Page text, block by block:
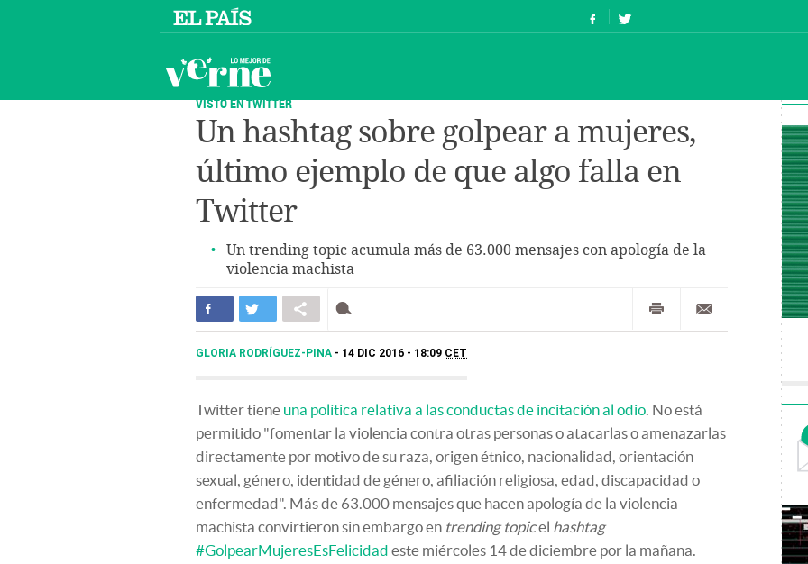
VISTO EN TWITTER
Un hashtag sobre golpear a mujeres,
último ejemplo de que algo falla en
Twitter
Un trending topic acumula más de 63.000 mensajes con apología de la
violencia machista
GLORIA RODRÍGUEZ-PINA 14 DIC 2016 - 18:09 CET
Twitter tiene una política relativa a las conductas de incitación al odio. No está
permitido "fomentar la violencia contra otras personas o atacarlas o amenazarlas
directamente por motivo de su raza, origen étnico, nacionalidad, orientación
sexual, género, identidad de género, afiliación religiosa, edad, discapacidad o
enfermedad". Más de 63.000 mensajes que hacen apología de la violencia
machista convirtieron sin embargo en trending topicel hashtag
#GolpearMujeresEsFelicidad este miércoles 14 de diciembre por la mañana.